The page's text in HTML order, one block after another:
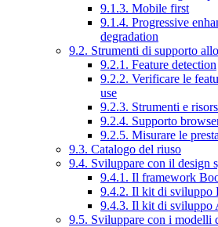
9.1.3. Mobile first
9.1.4. Progressive
degradation
9.2. Strumenti di supporto
9.2.1. Feature detection
9.2.2. Verificare le
use
9.2.3. Strumenti e
9.2.4. Supporto
9.2.5. Misurare le
9.3. Catalogo del riuso
9.4. Sviluppare con il design
9.4.1. Il framework
9.4.2. Il kit di sviluppo
9.4.3. Il kit di sviluppo
9.5. Sviluppare con i modelli